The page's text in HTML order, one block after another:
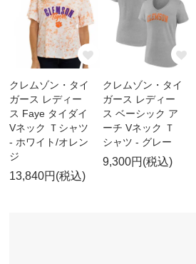
クレムゾン・タイ
ガース レディー
ス Faye タイダイ
Vネック Ｔシャツ
- ホワイト/オレン
ジ
13,840円(税込)
クレムゾン・タイ
ガース レディー
ス ベーシック ア
ーチ Vネック Ｔ
シャツ - グレー
9,300円(税込)